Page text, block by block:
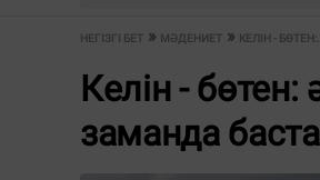
НЕГІЗГІ БЕТ МӘДЕНИЕТ КЕЛІН - БӨТЕН:...
Келін - бөтен:
заманда